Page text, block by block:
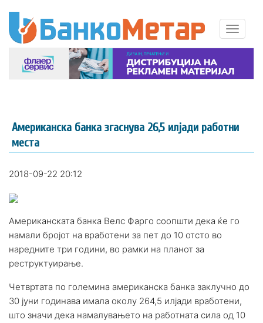
Американска банка згаснува 26,5 илјади работни
места
2018-09-22 20:12
Американската банка Велс Фарго соопшти дека ќе го
намали бројот на вработени за пет до 10 отсто во
наредните три години, во рамки на планот за
реструктуирање.
Четвртата по големина американска банка заклучно до
30 јуни годинава имала околу 264,5 илјади вработени,
што значи дека намалувањето на работната сила од 10